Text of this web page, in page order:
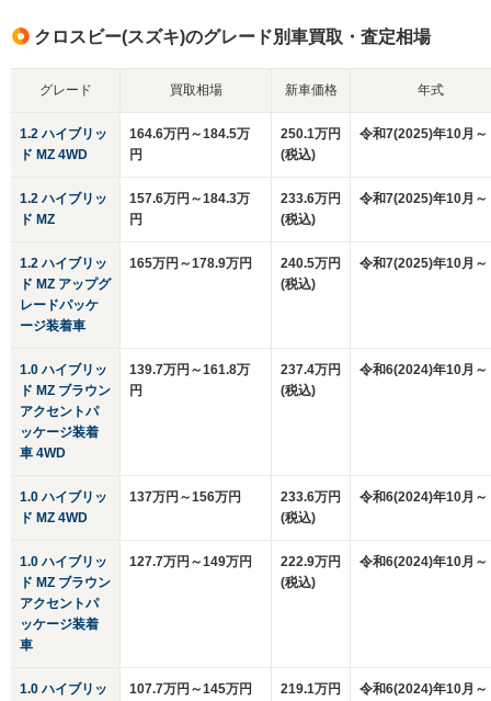
クロスビー(スズキ)のグレード別車買取・査定相場
グレード 買取相場 新車価格 年式
1.2 ハイブリッ
ド MZ 4WD
164.6万円～184.5万
円
250.1万円
(税込)
令和7(2025)年10月～
1.2 ハイブリッ
ド MZ
157.6万円～184.3万
円
233.6万円
(税込)
令和7(2025)年10月～
1.2 ハイブリッ
ド MZ アップグ
レードパッケ
ージ装着車
165万円～178.9万円
240.5万円
(税込)
令和7(2025)年10月～
1.0 ハイブリッ
ド MZ ブラウン
アクセントパ
ッケージ装着
車 4WD
139.7万円～161.8万
円
237.4万円
(税込)
令和6(2024)年10月～
1.0 ハイブリッ
ド MZ 4WD
137万円～156万円
233.6万円
(税込)
令和6(2024)年10月～
1.0 ハイブリッ
ド MZ ブラウン
アクセントパ
ッケージ装着
車
127.7万円～149万円
222.9万円
(税込)
令和6(2024)年10月～
1.0 ハイブリッ
107.7万円～145万円
219.1万円
令和6(2024)年10月～